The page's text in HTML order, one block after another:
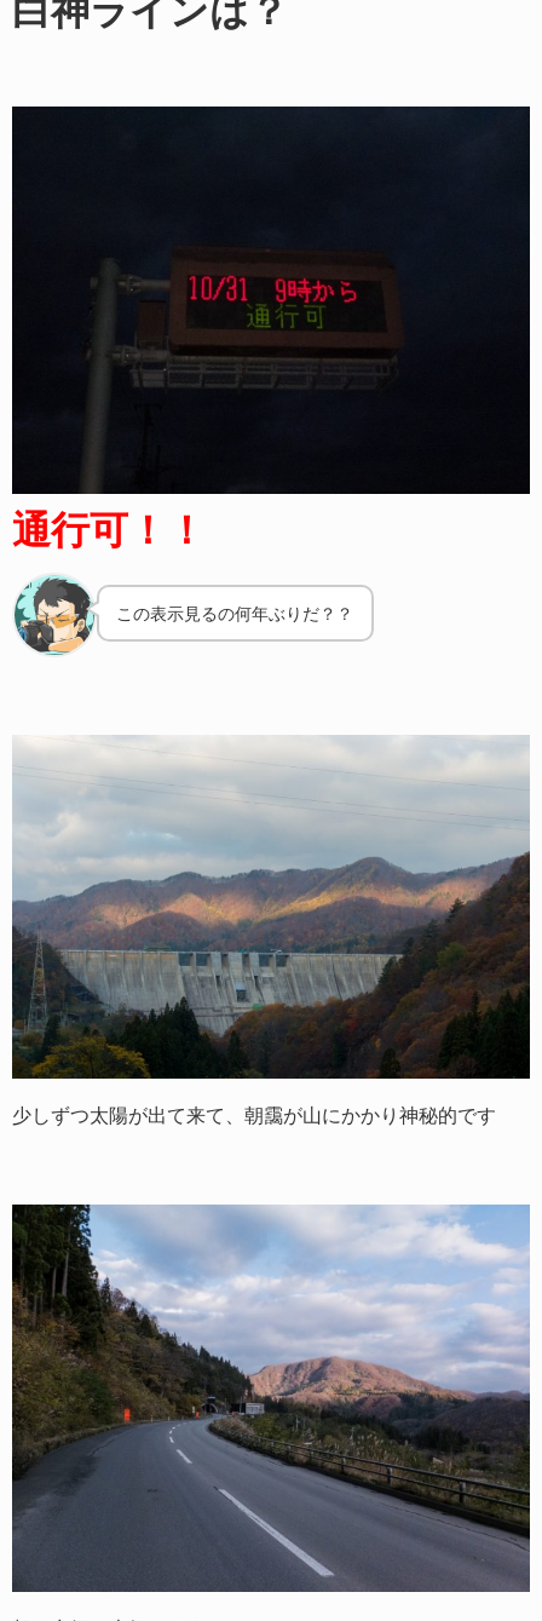
白神ラインは？
通行可！！
この表示見るの何年ぶりだ？？
少しずつ太陽が出て来て、朝靄が山にかかり神秘的です